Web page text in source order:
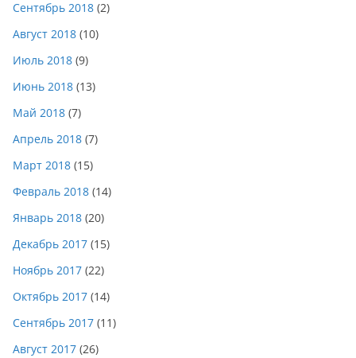
Сентябрь 2018 (2)
Август 2018 (10)
Июль 2018 (9)
Июнь 2018 (13)
Май 2018 (7)
Апрель 2018 (7)
Март 2018 (15)
Февраль 2018 (14)
Январь 2018 (20)
Декабрь 2017 (15)
Ноябрь 2017 (22)
Октябрь 2017 (14)
Сентябрь 2017 (11)
Август 2017 (26)